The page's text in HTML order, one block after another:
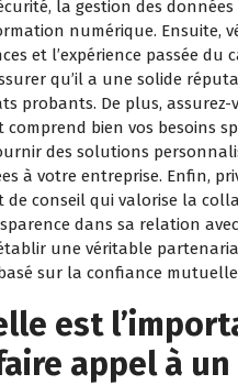
la gestion des
numérique. Ensuite,
et l’expérience passée du
qu’il a une solide
probants. De plus, assurez-
comprend bien vos besoins
des solutions
à votre entreprise. Enfin,
de conseil qui valorise la
dans sa relation
une véritable
sur la confiance
est
appel à un